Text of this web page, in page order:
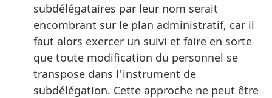
subdélégataires par leur nom serait
encombrant sur le plan administratif, car il
faut alors exercer un suivi et faire en sorte
que toute modification du personnel se
transpose dans l'instrument de
subdélégation. Cette approche ne peut être